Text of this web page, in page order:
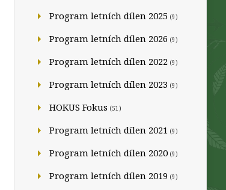
Program letních dílen 2025 (9)
Program letních dílen 2026 (9)
Program letních dílen 2022 (9)
Program letních dílen 2023 (9)
HOKUS Fokus (51)
Program letních dílen 2021 (9)
Program letních dílen 2020 (9)
Program letních dílen 2019 (9)